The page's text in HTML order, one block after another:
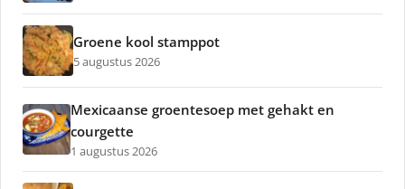
Groene kool stamppot
5 augustus 2026
Mexicaanse groentesoep met gehakt en
courgette
1 augustus 2026